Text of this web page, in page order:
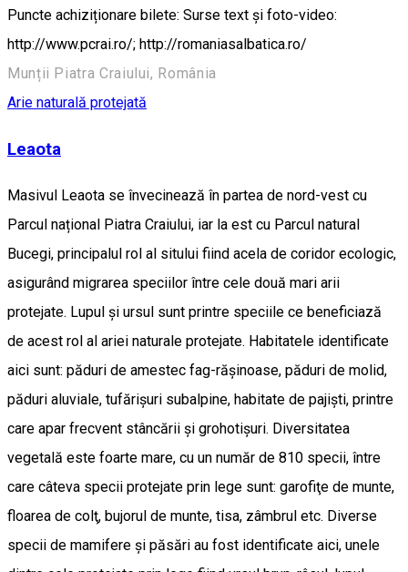
Puncte achiziționare bilete: Surse text și foto-video:
http://www.pcrai.ro/; http://romaniasalbatica.ro/
Munții Piatra Craiului, România
Arie naturală protejată
Leaota
Masivul Leaota se învecinează în partea de nord-vest cu
Parcul național Piatra Craiului, iar la est cu Parcul natural
Bucegi, principalul rol al sitului fiind acela de coridor ecologic,
asigurând migrarea speciilor între cele două mari arii
protejate. Lupul și ursul sunt printre speciile ce beneficiază
de acest rol al ariei naturale protejate. Habitatele identificate
aici sunt: păduri de amestec fag-răşinoase, păduri de molid,
păduri aluviale, tufărişuri subalpine, habitate de pajişti, printre
care apar frecvent stâncării şi grohotişuri. Diversitatea
vegetală este foarte mare, cu un număr de 810 specii, între
care câteva specii protejate prin lege sunt: garofiţe de munte,
floarea de colţ, bujorul de munte, tisa, zâmbrul etc. Diverse
specii de mamifere şi păsări au fost identificate aici, unele